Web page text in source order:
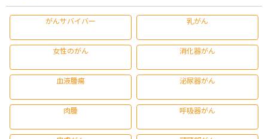
がんサバイバー 乳がん
女性のがん 消化器がん
血液腫瘍 泌尿器がん
肉腫 呼吸器がん